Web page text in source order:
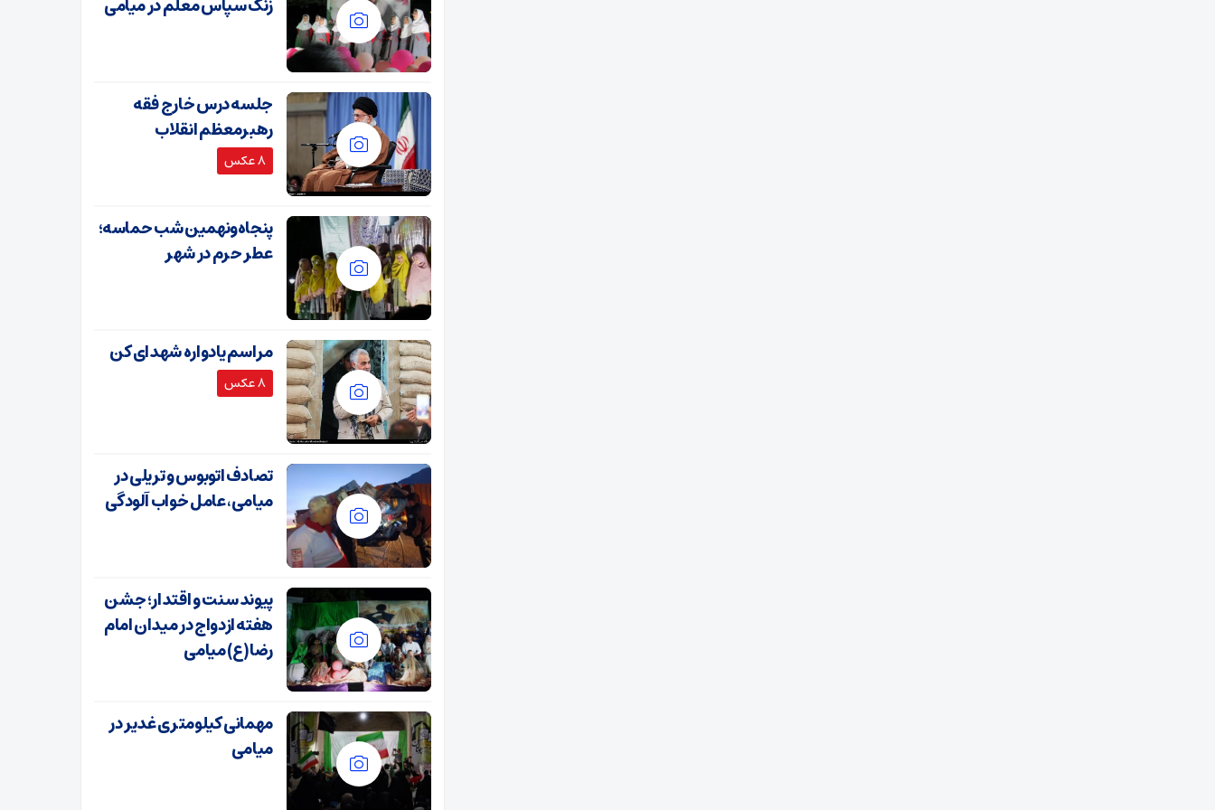
زنگ سپاس معلم در میامی
جلسه درس خارج فقه
رهبرمعظم انقلاب
8 عکس
پنجاه‌ونهمین شب حماسه؛
عطر حرم در شهر
مراسم یادواره شهدای کن
8 عکس
تصادف اتوبوس و تریلی در
میامی، عامل خواب آلودگی
پیوند سنت و اقتدار؛ جشن
هفته ازدواج در میدان امام
رضا(ع) میامی
مهمانی کیلومتری غدیر در
میامی